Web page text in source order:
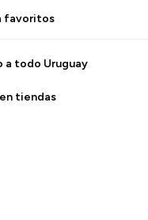
a todo Uruguay
tiendas